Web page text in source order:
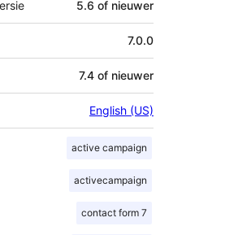
5.6 of nieuwer
7.0.0
7.4 of nieuwer
English (US)
active campaign
activecampaign
contact form 7